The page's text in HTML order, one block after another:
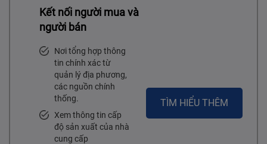
Kết nối người mua và
người bán
Nơi tổng hợp thông
tin chính xác từ
quản lý địa phương,
các nguồn chính
thống.
Xem thông tin cấp
độ sản xuất của nhà
cung cấp
TÌM HIỂU THÊM